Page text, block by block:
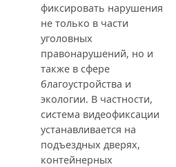
фиксировать нарушения
не только в части
уголовных
правонарушений, но и
также в сфере
благоустройства и
экологии. В частности,
система видеофиксации
устанавливается на
подъездных дверях,
контейнерных